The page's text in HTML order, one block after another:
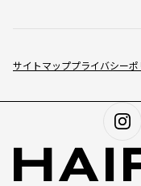
サイトマッププライバシーポ